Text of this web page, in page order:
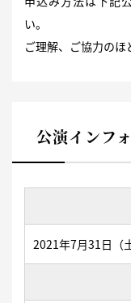
い。
ご理解、ご協力のほ
公演インフ
2021年7月31日（